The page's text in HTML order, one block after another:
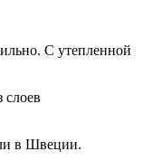
С утепленной
слоев
в Швеции.